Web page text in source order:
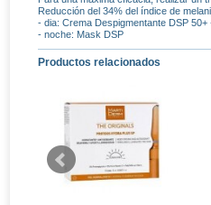
Reducción del 34% del índice de
- dia: Crema Despigmentante DSP 50+
- noche: Mask DSP
Productos relacionados